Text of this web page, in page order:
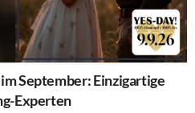
September: Einzigartige
Experten